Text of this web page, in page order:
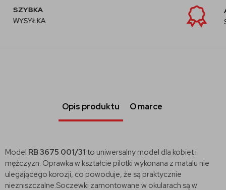
Opis produktu O marce
Model RB 3675 001/31 to uniwersalny model dla kobiet i
mężczyzn. Oprawka w kształcie pilotki wykonana z matalu nie
ulegającego korozji, co powoduje, że są praktycznie
niezniszczalne.Soczewki zamontowane w okularach są w